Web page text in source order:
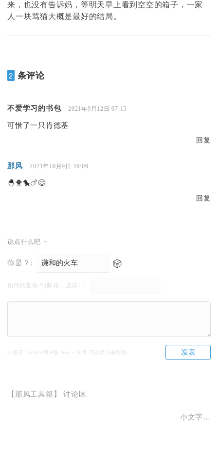
来，也没有告诉妈，等明天早上看到空空的箱子，一家
人一块骂猫大概是最好的结局。
2 条评论
不爱学习的书包 2021年9月12日 07:15
可惜了一只肯德基
回复
那风 2021年10月9日 16:09
🐣🐥🐤🍗😋
回复
说点什么吧 ~
你是？:
如何回复你？(邮箱，选填)：
小提示：Win10用户按 Win + 句号 可以插入表情哦~ 发表
【那风工具箱】 讨论区
小文字…